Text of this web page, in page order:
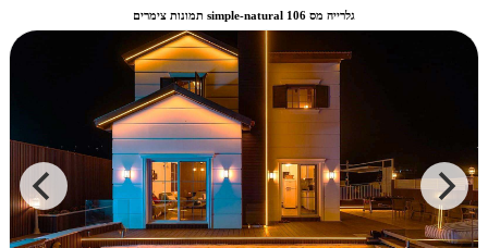
תמונות צימרים simple-natural גלרייה מס 106